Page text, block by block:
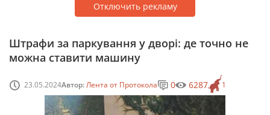
Отключить рекламу
Штрафи за паркування у дворі: де точно не
можна ставити машину
23.05.2024Автор:Лента от Протокола 1
0 6287